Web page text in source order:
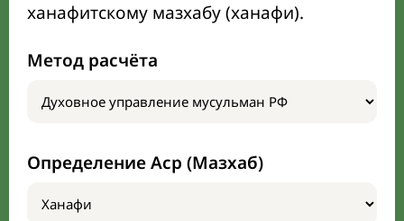
ханафитскому мазхабу (ханафи).
Метод расчёта
Определение Аср (Мазхаб)